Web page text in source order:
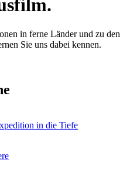
in ferne Länder und zu den
Sie uns dabei kennen.
in die Tiefe